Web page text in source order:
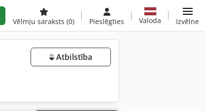
Vēlmju saraksts (0) Pieslēgties Valoda Izvēlne
Atbilstība